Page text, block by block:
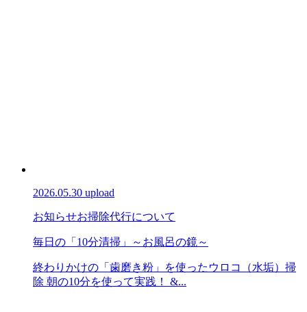
2026.05.30 upload
お知らせお掃除代行について
毎日の「10分清掃」～お風呂の鏡～
終わりかけの「歯磨き粉」を使ったウロコ（水垢）掃
除 朝の10分を使って実践！ &...